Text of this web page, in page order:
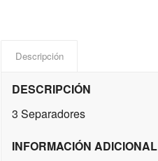
Descripción
DESCRIPCIÓN
3 Separadores
INFORMACIÓN ADICIONAL